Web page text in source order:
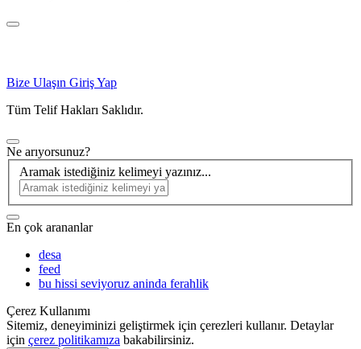
Bize Ulaşın Giriş Yap
Tüm Telif Hakları Saklıdır.
Ne arıyorsunuz?
Aramak istediğiniz kelimeyi yazınız...
En çok arananlar
desa
feed
bu hissi seviyoruz aninda ferahlik
Çerez Kullanımı
Sitemiz, deneyiminizi geliştirmek için çerezleri kullanır. Detaylar
için çerez politikamıza bakabilirsiniz.